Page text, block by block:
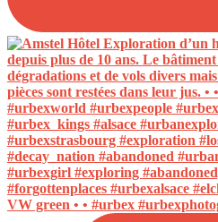
VW green • • #urbex